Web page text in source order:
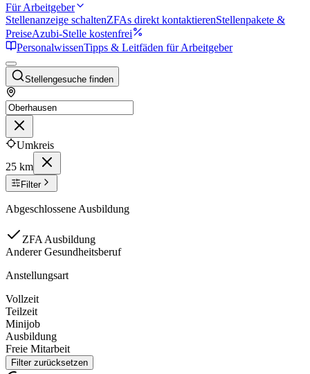
Für Arbeitgeber
Stellenanzeige schaltenZFAs direkt kontaktierenStellenpakete &
PreiseAzubi-Stelle kostenfrei
PersonalwissenTipps & Leitfäden für Arbeitgeber
Stellengesuche finden
Umkreis
25 km
Filter
Abgeschlossene Ausbildung
ZFA Ausbildung
Anderer Gesundheitsberuf
Anstellungsart
Vollzeit
Teilzeit
Minijob
Ausbildung
Freie Mitarbeit
Filter zurücksetzen